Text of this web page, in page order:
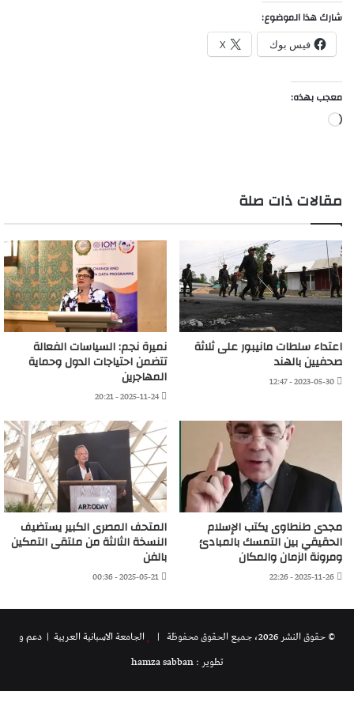
شارك هذا الموضوع:
فيس بوك X
معجب بهذه:
جاري
مقالات ذات صلة
اعتداء سلطات مانيبور على ثلاثة
صحفيين بالهند
2023-05-30 - 12:47
نميرة نجم: السياسات الفعالة
تتضمن احتياجات الدول وحماية
المهاجرين
2025-11-24 - 20:21
مجدى طنطاوى يكتب الإسلام
الحقيقي بين التمسك بالمبادئ
ومرونة الزمان والمكان
2025-11-26 - 22:26
المتحف المصرى الكبير يستضيف
النسخة الثالثة من ملتقى التمكين
بالفن
2025-05-21 - 00:36
© حقوق النشر 2026، جميع الحقوق محفوظة | الجامعة الاسبانية العريية | دعم و
تطوير : hamza sabban